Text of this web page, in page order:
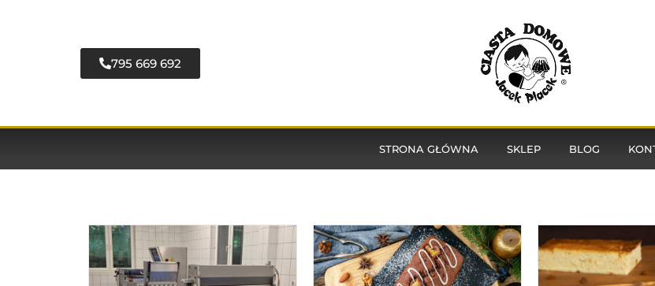
795 669 692
STRONA GŁÓWNA SKLEP BLOG